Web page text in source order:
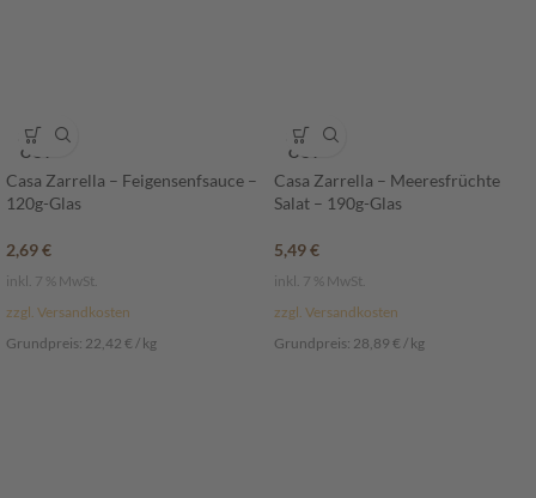
SOLD
OUT
Casa Zarrella – Feigensenfsauce –
120g-Glas
2,69€
inkl. 7 % MwSt.
zzgl. Versandkosten
Grundpreis: 22,42 € / kg
SOLD
OUT
Casa Zarrella – Meeresfrüchte
Salat – 190g-Glas
5,49€
inkl. 7 % MwSt.
zzgl. Versandkosten
Grundpreis: 28,89 € / kg